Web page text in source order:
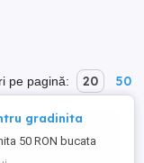
pe pagină: 20 50
gradinita
50 RON bucata